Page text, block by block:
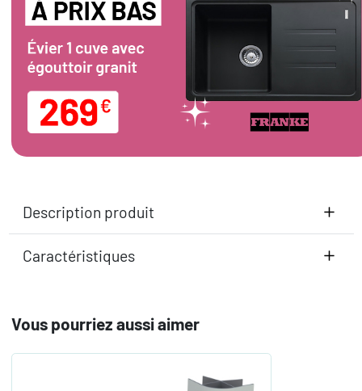
Description produit
Caractéristiques
Vous pourriez aussi aimer